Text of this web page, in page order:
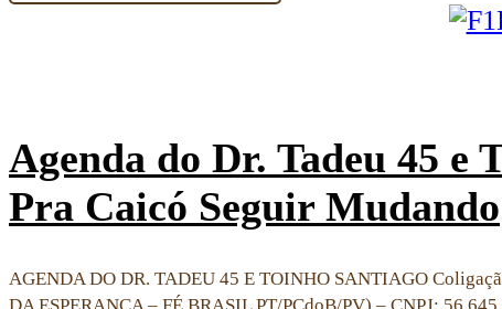
Agenda do Dr. Tadeu 45 e
Pra Caicó Seguir Mudando
AGENDA DO DR. TADEU 45 E TOINHO SANTIAGO